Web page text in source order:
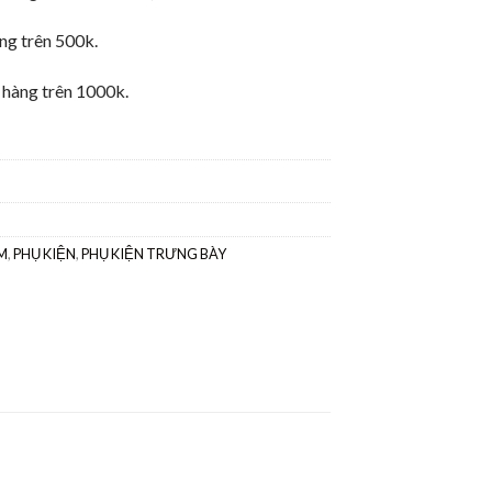
trên 500k.
trên 1000k.
,PHỤ KIỆN,PHỤ KIỆN TRƯNG BÀY